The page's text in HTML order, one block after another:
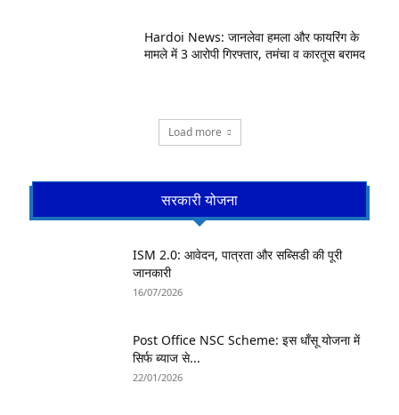
Hardoi News: जानलेवा हमला और फायरिंग के
मामले में 3 आरोपी गिरफ्तार, तमंचा व कारतूस बरामद
Load more
सरकारी योजना
ISM 2.0: आवेदन, पात्रता और सब्सिडी की पूरी
जानकारी
16/07/2026
Post Office NSC Scheme: इस धाँसू योजना में
सिर्फ ब्याज से...
22/01/2026